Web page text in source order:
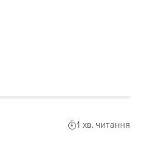
1 хв. читання